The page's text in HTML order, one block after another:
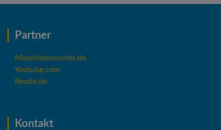
Partner
Maschinensucher.de
Youtube.com
Resale.de
Kontakt